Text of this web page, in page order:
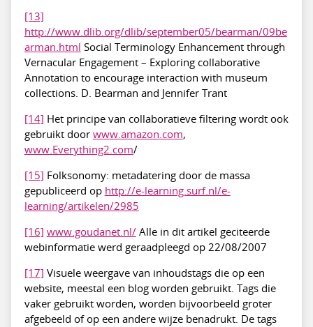
[13]
http://www.dlib.org/dlib/september05/bearman/09be
arman.html Social Terminology Enhancement through
Vernacular Engagement – Exploring collaborative
Annotation to encourage interaction with museum
collections. D. Bearman and Jennifer Trant
[14] Het principe van collaboratieve filtering wordt ook
gebruikt door www.amazon.com,
www.Everything2.com/
[15] Folksonomy: metadatering door de massa
gepubliceerd op http://e-learning.surf.nl/e-
learning/artikelen/2985
[16] www.goudanet.nl/Alle in dit artikel geciteerde
webinformatie werd geraadpleegd op 22/08/2007
[17] Visuele weergave van inhoudstags die op een
website, meestal een blog worden gebruikt. Tags die
vaker gebruikt worden, worden bijvoorbeeld groter
afgebeeld of op een andere wijze benadrukt. De tags